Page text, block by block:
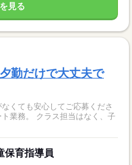
見る
勤だけで大丈夫で
くても安心してご応募くださ
保育指導員